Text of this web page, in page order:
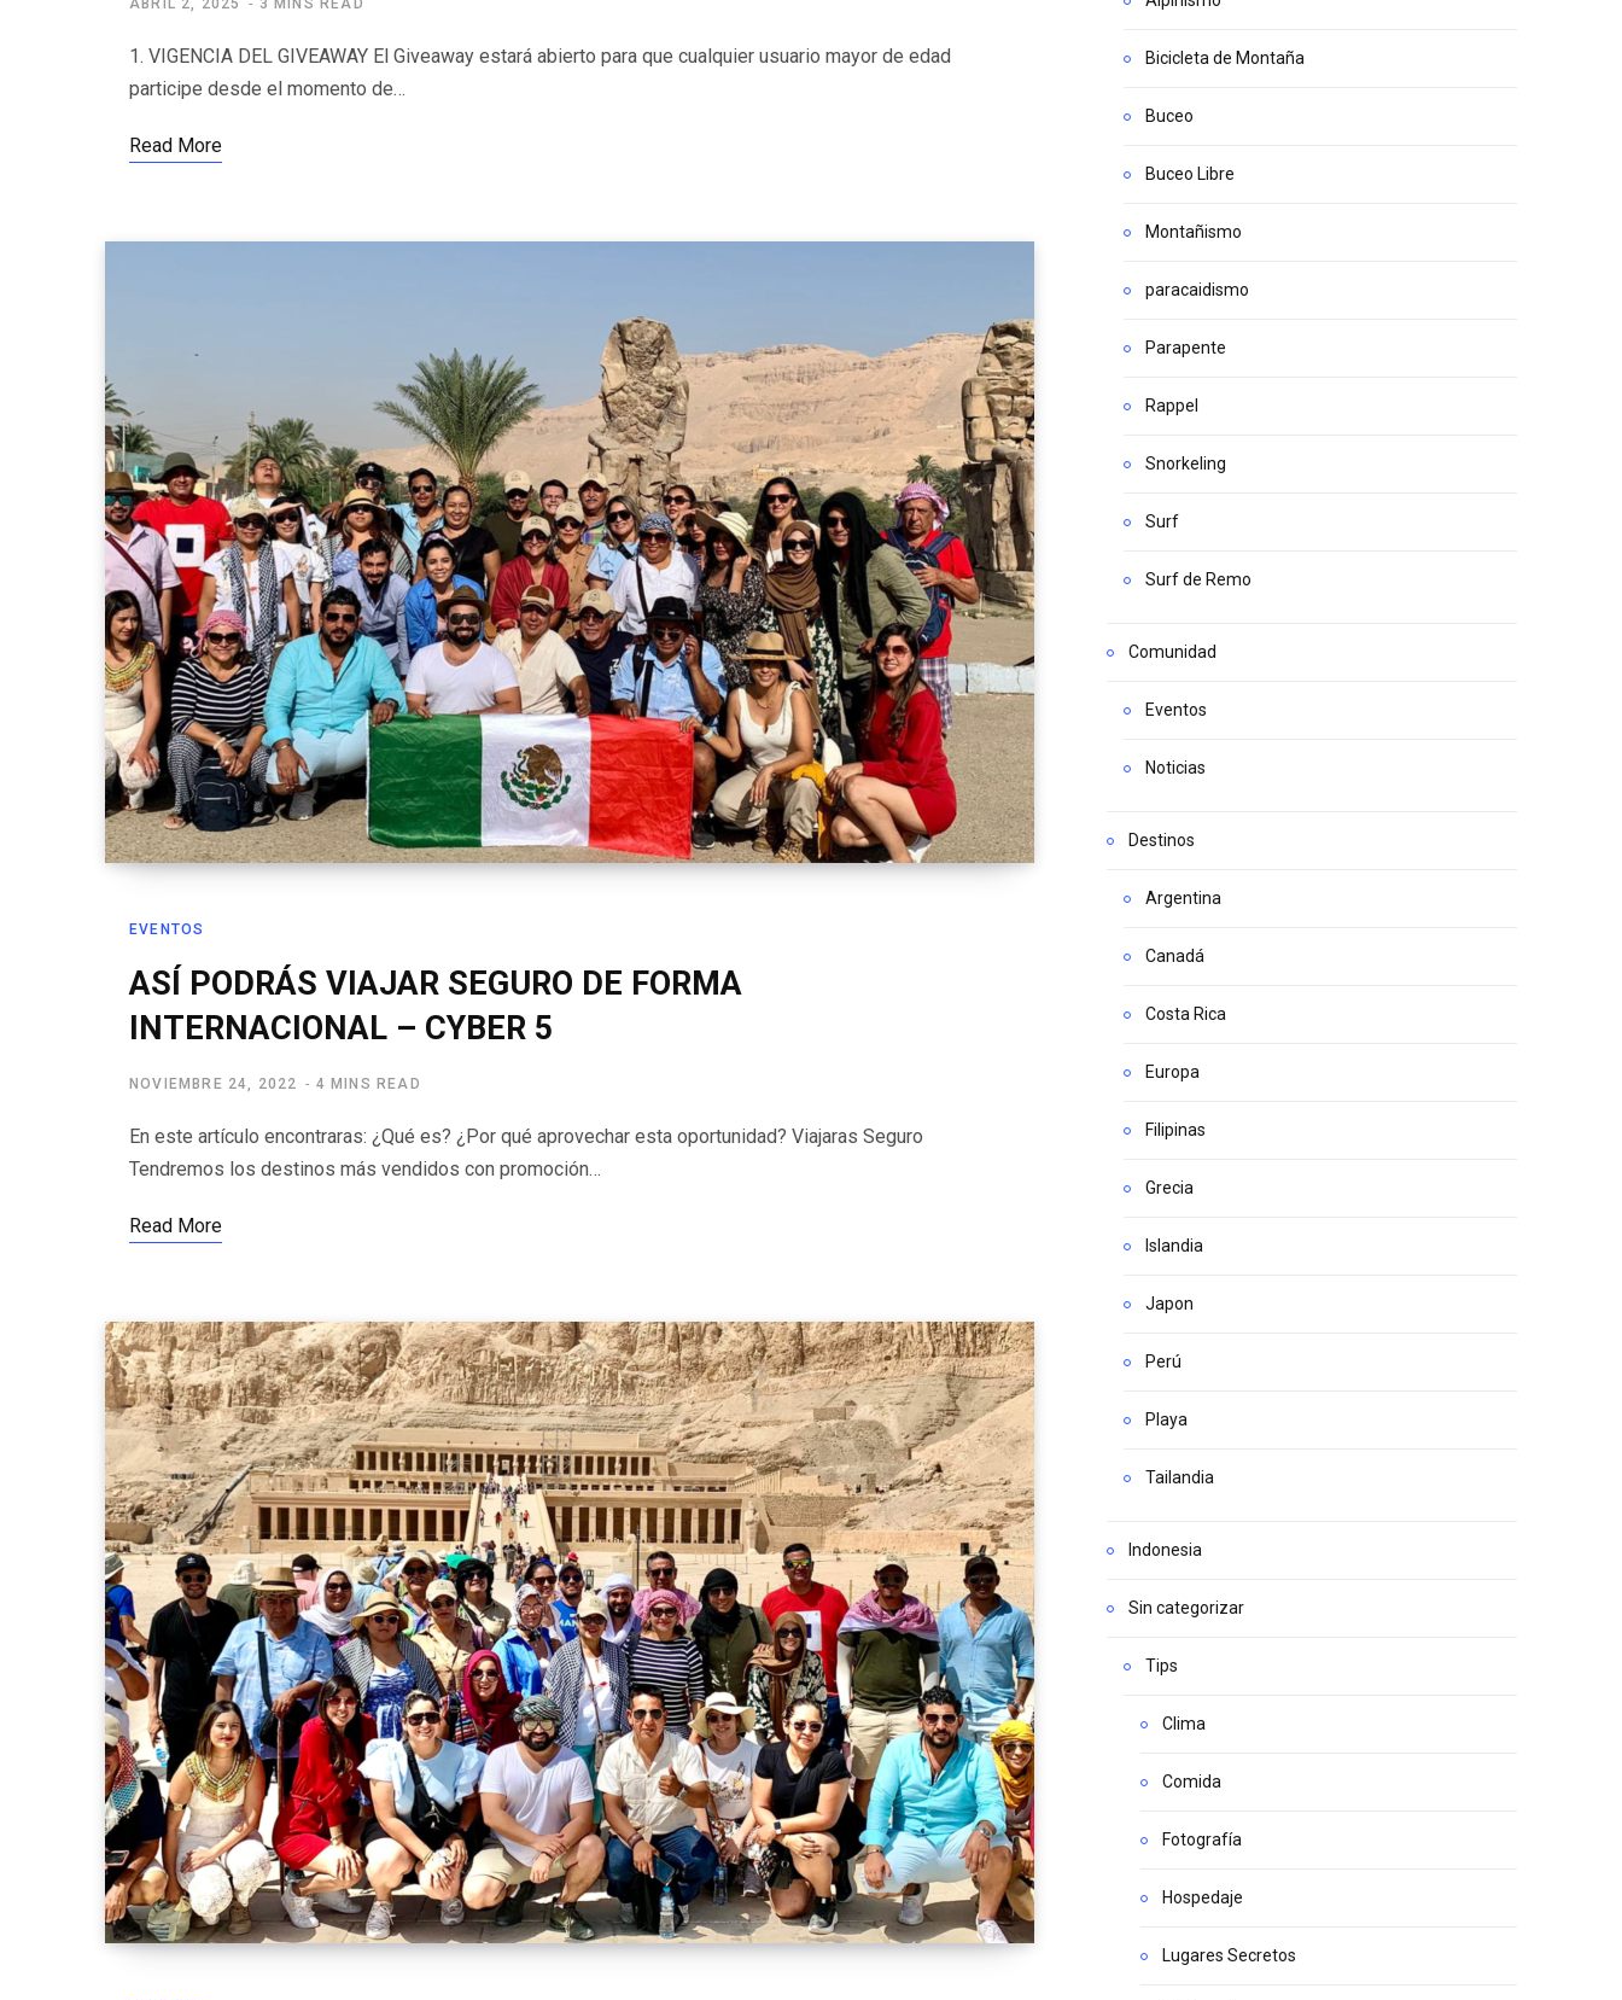
ABRIL 2, 2025 3 MINS READ
1. VIGENCIA DEL GIVEAWAY El Giveaway estará abierto para que cualquier usuario mayor de edad
participe desde el momento de…
Read More
EVENTOS
ASÍ PODRÁS VIAJAR SEGURO DE FORMA
INTERNACIONAL – CYBER 5
NOVIEMBRE 24, 2022 4 MINS READ
En este artículo encontraras: ¿Qué es? ¿Por qué aprovechar esta oportunidad? Viajaras Seguro
Tendremos los destinos más vendidos con promoción…
Read More
Bicicleta de Montaña
Buceo
Buceo Libre
Montañismo
paracaidismo
Parapente
Rappel
Snorkeling
Surf
Surf de Remo
Comunidad
Eventos
Noticias
Destinos
Argentina
Canadá
Costa Rica
Europa
Filipinas
Grecia
Islandia
Japon
Perú
Playa
Tailandia
Indonesia
Sin categorizar
Tips
Clima
Comida
Fotografía
Hospedaje
Lugares Secretos